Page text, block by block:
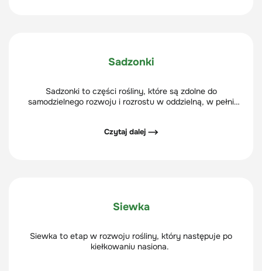
Sadzonki
Sadzonki to części rośliny, które są zdolne do
samodzielnego rozwoju i rozrostu w oddzielną, w pełni
Czytaj dalej ⟶
Siewka
Siewka to etap w rozwoju rośliny, który następuje po
kiełkowaniu nasiona.